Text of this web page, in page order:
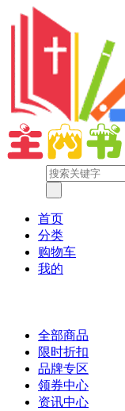
首页
分类
购物车
我的
全部商品
限时折扣
品牌专区
领券中心
资讯中心